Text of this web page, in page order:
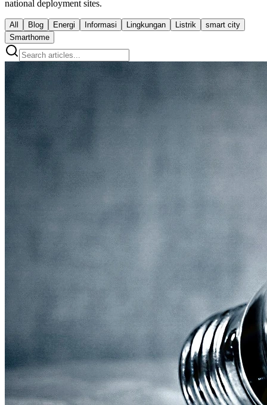
national deployment sites.
All Blog Energi Informasi Lingkungan Listrik
smart city
Smarthome